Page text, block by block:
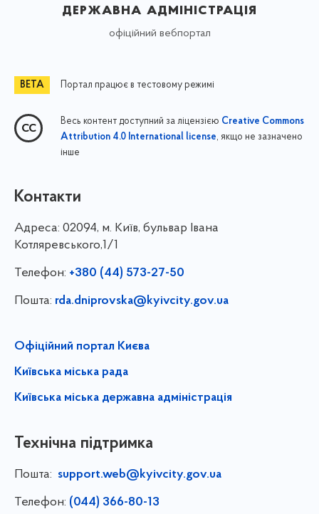
державна адміністрація
офіційний вебпортал
Портал працює в тестовому режимі
Весь контент доступний за ліцензією Creative Commons
Attribution 4.0 International license, якщо не зазначено
інше
Контакти
Адреса: 02094, м. Київ, бульвар Івана
Котляревського,1/1
Телефон: +380 (44) 573-27-50
Пошта: rda.dniprovska@kyivcity.gov.ua
Офіційний портал Києва
Київська міська рада
Київська міська державна адміністрація
Технічна підтримка
Пошта: support.web@kyivcity.gov.ua
Телефон: (044) 366-80-13